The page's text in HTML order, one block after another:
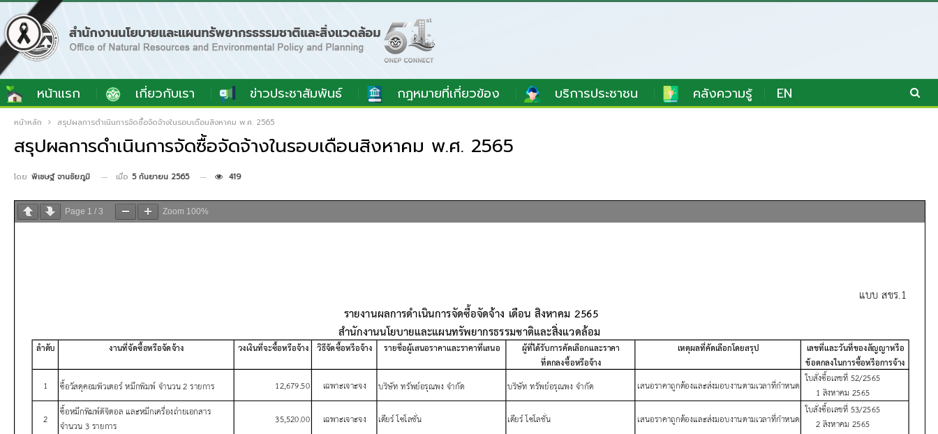
หน้าแรก เกี่ยวกับเรา ข่าวประชาสัมพันธ์ กฎหมายที่เกี่ยวข้อง บริการประชาชน คลังความรู้ EN
หน้าหลัก สรุปผลการดำเนินการจัดซื้อจัดจ้างในรอบเดือนสิงหาคม พ.ศ. 2565
สรุปผลการดำเนินการจัดซื้อจัดจ้างในรอบเดือนสิงหาคม พ.ศ. 2565
โดย พิเชษฐ์ จานชัยภูมิ เมื่อ 5 กันยายน 2565 419
Page 1 / 3 Zoom 100%